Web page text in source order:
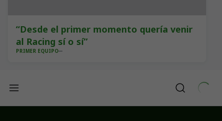
“Desde el primer momento quería venir
al Racing sí o sí”
PRIMER EQUIPO